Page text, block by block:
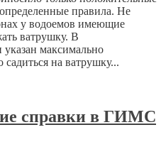
правила. Не
у водоемов имеющие
ватрушку. В
указан максимально
на ватрушку...
справки в ГИМС